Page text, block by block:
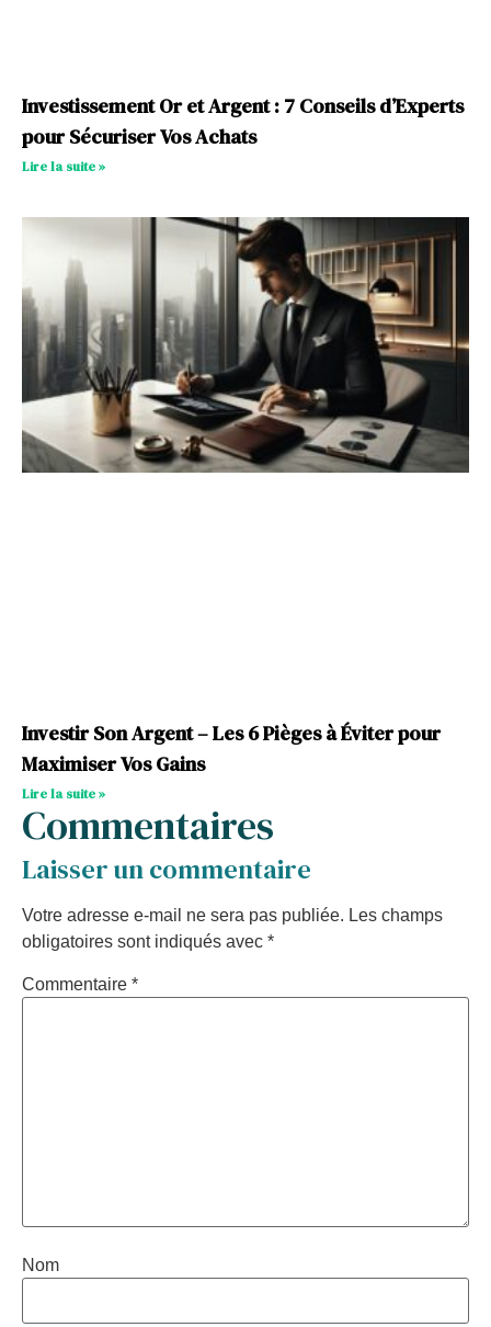
Investissement Or et Argent : 7 Conseils d’Experts
pour Sécuriser Vos Achats
Lire la suite »
Investir Son Argent – Les 6 Pièges à Éviter pour
Maximiser Vos Gains
Lire la suite »
Commentaires
Laisser un commentaire
Votre adresse e-mail ne sera pas publiée. Les champs
obligatoires sont indiqués avec *
Commentaire *
Nom